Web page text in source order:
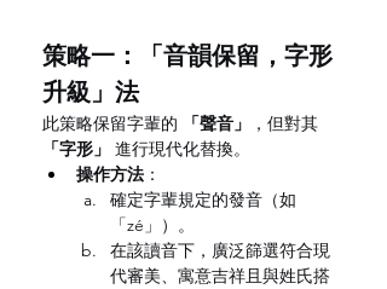
策略一：「音韻保留，字形
升級」法
此策略保留字輩的 「聲音」
，但對其
「字形」
進行現代化替換。
操作方法 ：
確定字輩規定的發音（如
「zé」）。
在該讀音下，廣泛篩選符合現
代審美、寓意吉祥且與姓氏搭